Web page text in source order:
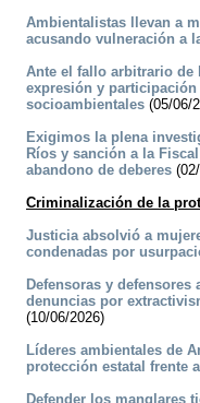
Ambientalistas llevan a
acusando vulneración a
Ante el fallo arbitrario de
expresión y
socioambientales (05/06/
Exigimos la plena
Ríos y sanción a la
abandono de deberes
Criminalización de la
Justicia absolvió a
condenadas por
Defensoras y
denuncias por
(10/06/2026)
Líderes ambientales de
protección estatal frente
Defender los manglares